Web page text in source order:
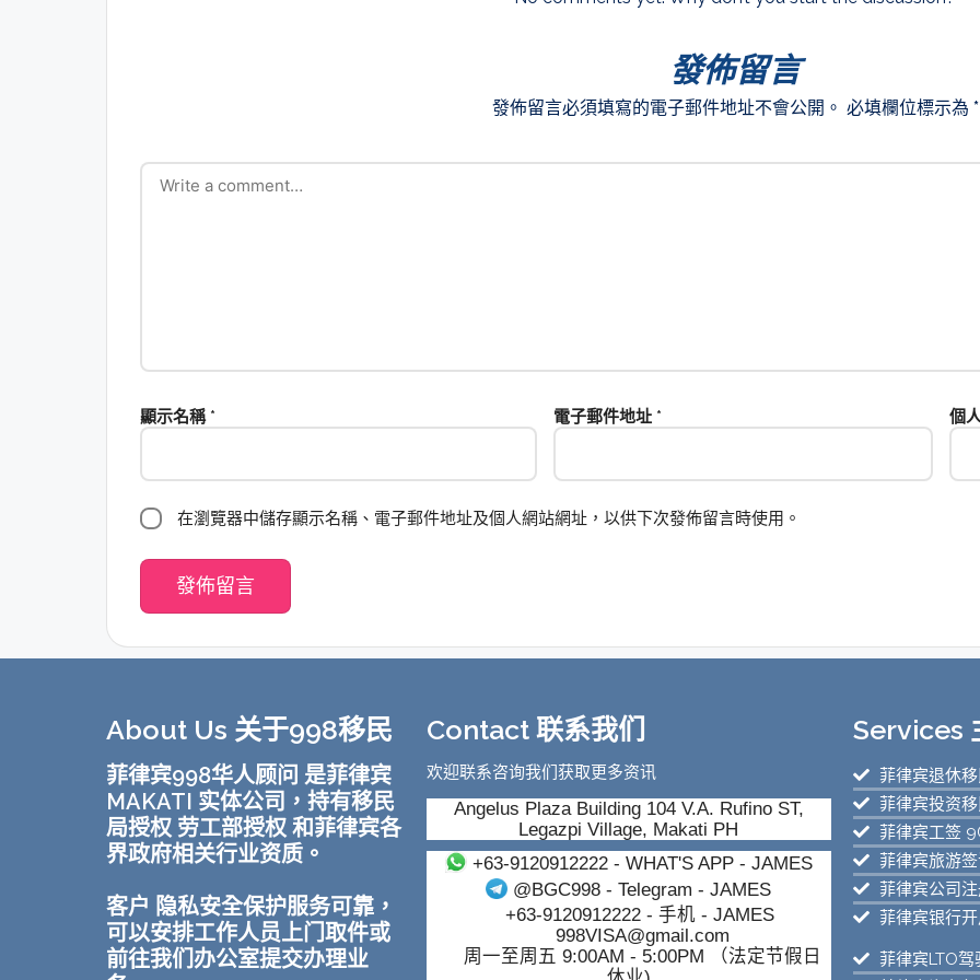
發佈留言
發佈留言必須填寫的電子郵件地址不會公開。 必填欄位標示為 *
顯示名稱 * 電子郵件地址 * 個
在瀏覽器中儲存顯示名稱、電子郵件地址及個人網站網址，以供下次發佈留言時使用。
About Us 关于998移民
菲律宾998华人顾问 是菲律宾
MAKATI 实体公司，持有移民
局授权 劳工部授权 和菲律宾各
界政府相关行业资质。
客户 隐私安全保护服务可靠，
可以安排工作人员上门取件或
前往我们办公室提交办理业
Contact 联系我们
欢迎联系咨询我们获取更多资讯
Angelus Plaza Building 104 V.A. Rufino ST,
Legazpi Village, Makati PH
+63-9120912222- WHAT'S APP - JAMES
@BGC998 - Telegram - JAMES
+63-9120912222 - 手机 - JAMES
998VISA@gmail.com
周一至周五 9:00AM - 5:00PM （法定节假日
Services
菲律宾退休
菲律宾投资
菲律宾工签
菲律宾旅游
菲律宾公司
菲律宾银行开
菲律宾LTO驾